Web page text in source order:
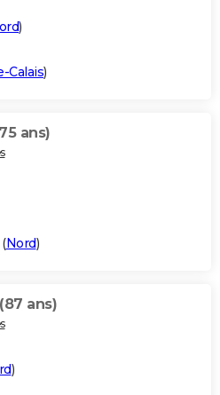
)
Calais)
ans)
Nord)
(87 ans)
)